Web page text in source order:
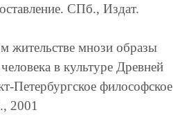
СПб., Издат.
жительстве мнози образы
в культуре Древней
Петербургское философское
2001